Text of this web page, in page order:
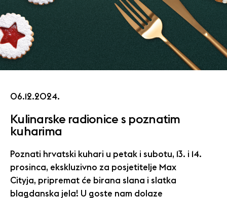
06.12.2024.
Kulinarske radionice s poznatim
kuharima
Poznati hrvatski kuhari u petak i subotu, 13. i 14.
prosinca, ekskluzivno za posjetitelje Max
Cityja, pripremat će birana slana i slatka
blagdanska jela! U goste nam dolaze